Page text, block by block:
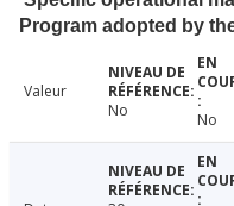
Program adopted by
Valeur
No
No